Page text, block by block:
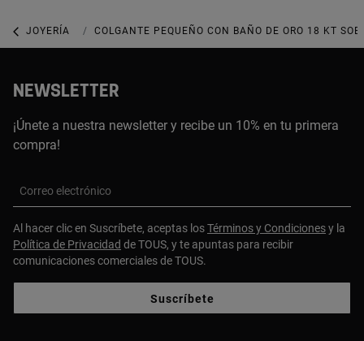
JOYERÍA JOYAS DE PLATA 925
COLGANTE PEQUEÑO CON BAÑO DE ORO 18 KT
NEWSLETTER
¡Únete a nuestra newsletter y recibe un 10% en tu primera
compra!
Correo electrónico
Al hacer clic en Suscríbete, aceptas losTérminos y Condicionesy la
Política de Privacidad de TOUS, y te apuntas para recibir
comunicaciones comerciales de TOUS.
Suscríbete